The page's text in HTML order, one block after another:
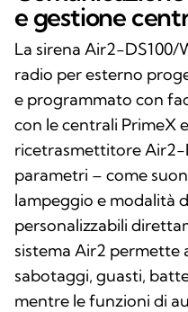
e gestione
La sirena Air2-DS100/
radio per esterno
e programmato con
con le centrali PrimeX
ricetrasmettitore Air2-
parametri – come
lampeggio e modalità
personalizzabili
sistema Air2 permette
sabotaggi, guasti,
mentre le funzioni di